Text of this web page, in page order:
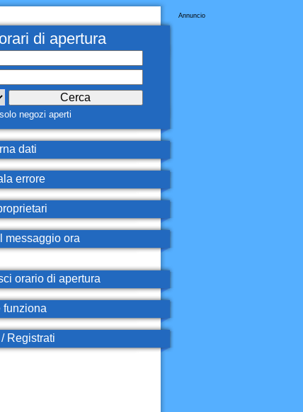
Annuncio
di apertura
negozi aperti
dati
errore
messaggio ora
orario di apertura
Registrati